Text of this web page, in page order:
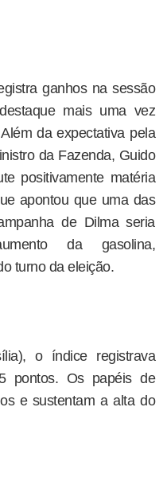
ganhos na sessão
mais uma vez
da expectativa pela
da Fazenda, Guido
positivamente matéria
apontou que uma das
de Dilma seria
da gasolina,
turno da eleição.
o índice registrava
pontos. Os papéis de
e sustentam a alta do